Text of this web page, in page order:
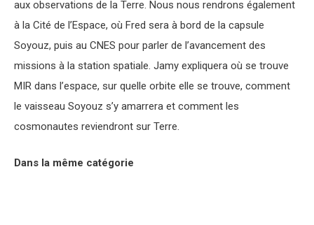
aux observations de la Terre. Nous nous rendrons également
à la Cité de l’Espace, où Fred sera à bord de la capsule
Soyouz, puis au CNES pour parler de l’avancement des
missions à la station spatiale. Jamy expliquera où se trouve
MIR dans l’espace, sur quelle orbite elle se trouve, comment
le vaisseau Soyouz s’y amarrera et comment les
cosmonautes reviendront sur Terre.
Dans la même catégorie